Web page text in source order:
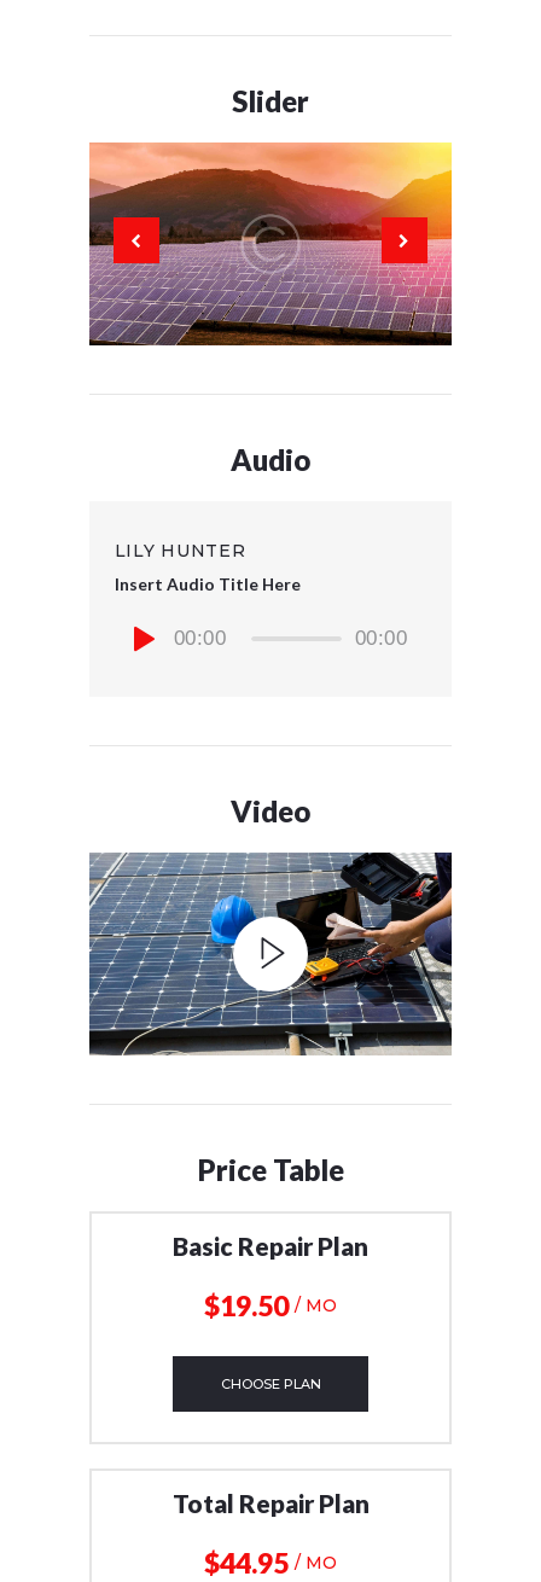
Slider
Audio
LILY HUNTER
Insert Audio Title Here
00:00 00:00
Video
Price Table
​​​​​​​​​​​​​​​​​​​​​​​​​​​​​​​​​​​​​​​​​​​​​Basic Repair Plan
$1950​ / MO
CHOOSE PLAN
Total Repair Plan
$4495 / MO